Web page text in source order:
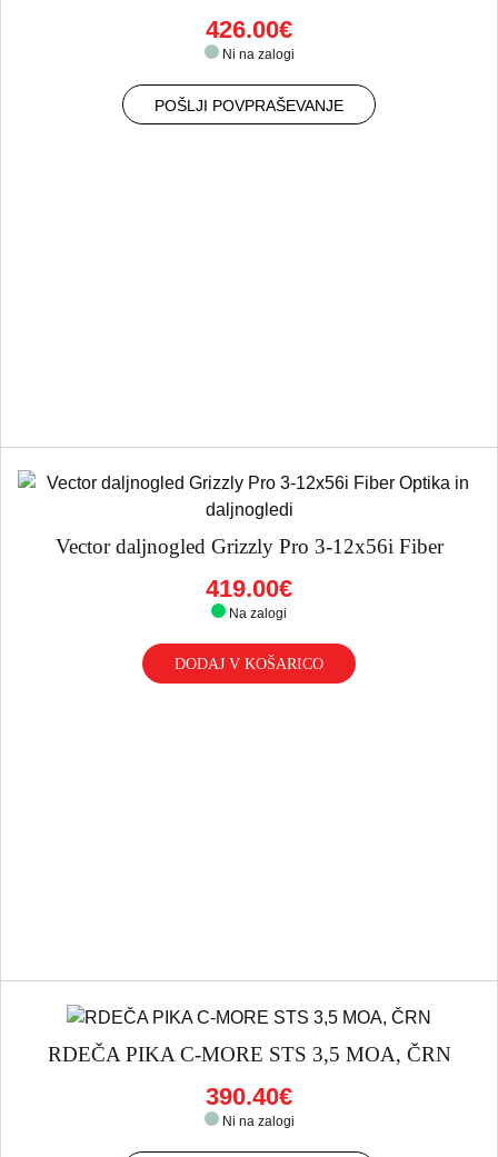
426.00€
Ni na zalogi
POŠLJI POVPRAŠEVANJE
Vector daljnogled Grizzly Pro 3-12x56i Fiber
419.00€
Na zalogi
DODAJ V KOŠARICO
RDEČA PIKA C-MORE STS 3,5 MOA, ČRN
390.40€
Ni na zalogi